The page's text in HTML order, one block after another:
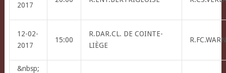
2017
12-02-
2017
15:00
R.DAR.CL. DE COINTE-
LIÈGE
&nbsp;